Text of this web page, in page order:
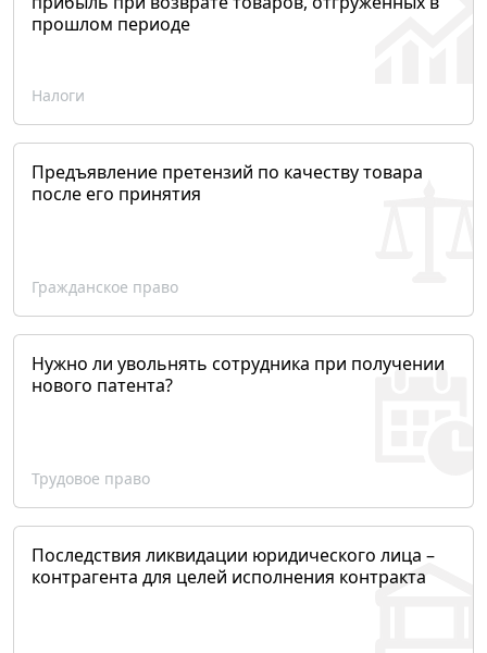
прошлом периоде
Налоги
Предъявление претензий по качеству товара
после его принятия
Гражданское право
Нужно ли увольнять сотрудника при получении
нового патента?
Трудовое право
Последствия ликвидации юридического лица –
контрагента для целей исполнения контракта